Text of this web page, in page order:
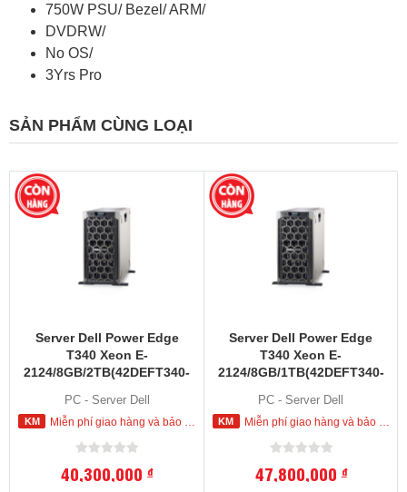
750W PSU/ Bezel/ ARM/
DVDRW/
No OS/
3Yrs Pro
SẢN PHẨM CÙNG LOẠI
Server Dell Power Edge
T340 Xeon E-
2124/8GB/2TB(42DEFT340-
PC - Server Dell
Miễn phí giao hàng và bảo hành tận nơi trong nội thành HCM
40,300,000đ
Server Dell Power Edge
T340 Xeon E-
2124/8GB/1TB(42DEFT340-
PC - Server Dell
Miễn phí giao hàng và bảo hành tận nơi trong nội thành HCM
47,800,000đ